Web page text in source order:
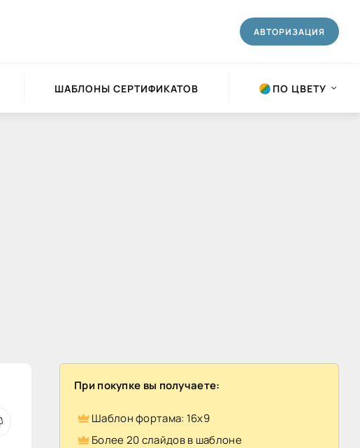
АВТОРИЗАЦИЯ
ШАБЛОНЫ СЕРТИФИКАТОВ ПО ЦВЕТУ
При покупке вы получаете:
Шаблон фортама: 16х9
Более 20 слайдов в шаблоне